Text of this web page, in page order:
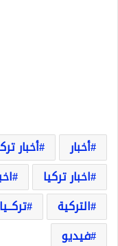
أخبار أخبار
اخبار تركيا
التركية
تركــيا
فيديو